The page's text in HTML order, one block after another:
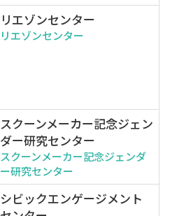
リエゾンセンター
リエゾンセンター
スクーンメーカー記念ジェン
ダー研究センター
スクーンメーカー記念ジェンダ
ー研究センター
シビックエンゲージメント